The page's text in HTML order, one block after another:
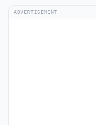
ADVERTISEMENT